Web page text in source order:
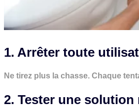
1. Arrêter toute
Ne tirez plus la chasse. Chaque
2. Tester une